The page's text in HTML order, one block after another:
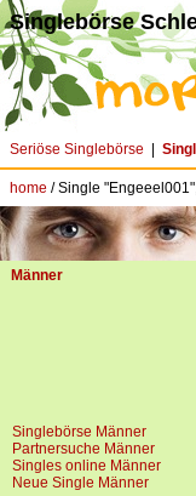
Singlebörse
Seriöse Singlebörse
home / Single
Männer
Singlebörse Männer
Partnersuche Männer
Singles online Männer
Neue Single Männer